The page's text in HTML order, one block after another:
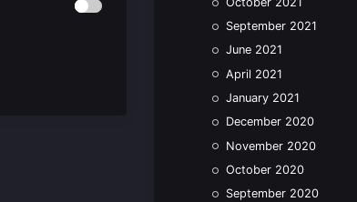
September 2021
June 2021
April 2021
January 2021
December 2020
November 2020
October 2020
September 2020